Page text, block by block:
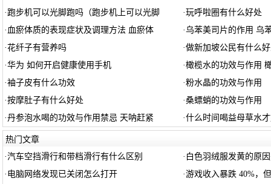
· 跑步机可以光脚跑吗（跑步机上可以光脚 ·玩呼啦圈有什么好处
· 血瘀体质的表现症状及调理方法 血瘀体 ·乌苯美司片的作用 乌
·花纤子有营养吗 ·做新加坡公民有什么
·华为 如何开启健康使用手机 ·橄榄水的功效与作用
·袖子皮有什么功效 ·粉水晶的功效与作用
·按摩肚子有什么好处 ·桑螵蛸的功效与作用
·丹参泡水喝的功效与作用禁忌 天呐赶紧 ·什么时间喝益母草水
热门文章
·汽车空挡滑行和带档滑行有什么区别 · 白色羽绒服发黄的原
· 电脑网络发现已关闭怎么打开 ·游戏收入暴跌 40%，